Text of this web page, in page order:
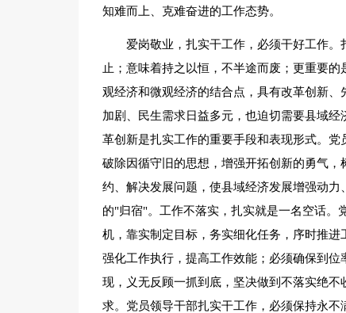
知难而上、克难奋进的工作态势。
爱岗敬业，扎实干工作，必须干好工作
止；意味着持之以恒，不半途而废；更重要
观经济和微观经济的结合点，具有改革创新
加剧、民生需求日益多元，也迫切需要县域
革创新是扎实工作的重要手段和表现形式。
破除因循守旧的思想，增强开拓创新的勇气
约、解决发展问题，使县域经济发展增强动
的"归宿"。工作不落实，扎实就是一名空话。
机，靠实制定目标，务实细化任务，序时推
强化工作执行，提高工作效能；必须确保到
现，义无反顾一抓到底，坚决做到不落实绝
求。党员领导干部扎实干工作，必须保持永